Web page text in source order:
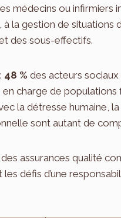
médecins ou infirmiers
la gestion de situations
des sous-effectifs.
48 % des acteurs
en charge de
la détresse humaine,
sont autant de
assurances qualité
défis d’une